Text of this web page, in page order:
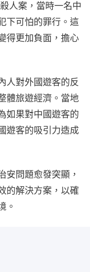
人案，當時一名中
下可怕的罪行。這
得更加負面，擔心
人對外國遊客的反
體旅遊經濟。當地
如果對中國遊客的
遊客的吸引力造成
安問題愈發突顯，
的解決方案，以確
。